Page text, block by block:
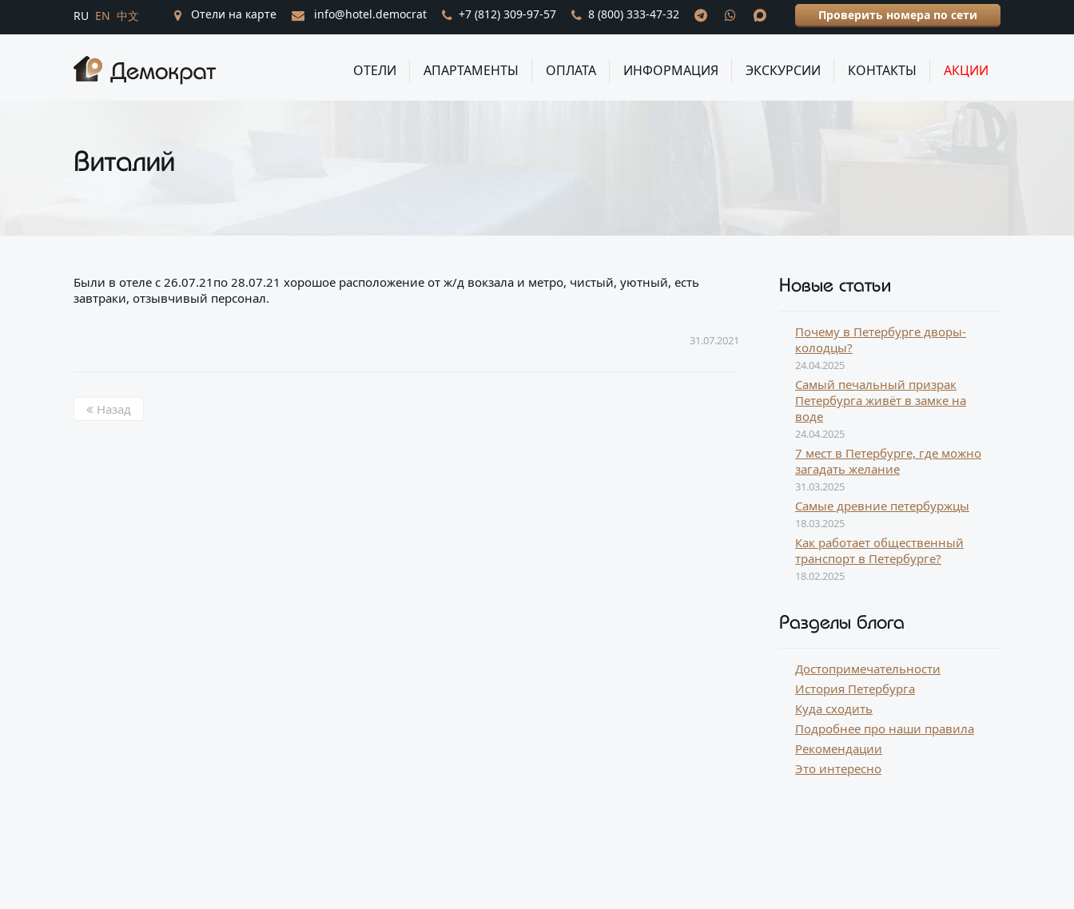
RU EN 中文 Отели на карте info@hotel.democrat +7 (812) 309-97-57 8 (800) 333-47-32 Проверить номера по сети
ОТЕЛИ АПАРТАМЕНТЫ ОПЛАТА ИНФОРМАЦИЯ ЭКСКУРСИИ КОНТАКТЫ АКЦИИ
Виталий
Были в отеле с 26.07.21по 28.07.21 хорошое расположение от ж/д вокзала и метро, чистый, уютный, есть
завтраки, отзывчивый персонал.
31.07.2021
Назад
Новые статьи
Почему в Петербурге дворы-
колодцы?
24.04.2025
Самый печальный призрак
Петербурга живёт в замке на
воде
24.04.2025
7 мест в Петербурге, где можно
загадать желание
31.03.2025
Самые древние петербуржцы
18.03.2025
Как работает общественный
транспорт в Петербурге?
18.02.2025
Разделы блога
Достопримечательности
История Петербурга
Куда сходить
Подробнее про наши правила
Рекомендации
Это интересно